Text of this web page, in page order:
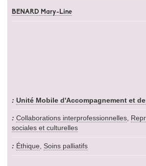
BENARD Mary-Line
Unité Mobile d'Accompagnement et
Collaborations interprofessionnelles
sociales et culturelles
Éthique Soins palliatifs